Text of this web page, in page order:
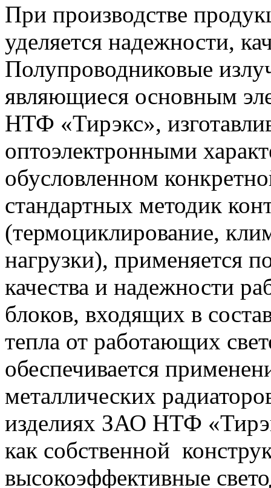
При производстве
уделяется надежности,
Полупроводниковые
являющиеся основным
НТФ «Тирэкс»,
оптоэлектронными
обусловленном
стандартных методик
(термоциклирование,
нагрузки), применяется
качества и надежности
блоков, входящих в
тепла от работающих
обеспечивается
металлических
изделиях ЗАО НТФ
как собственной
высокоэффективные